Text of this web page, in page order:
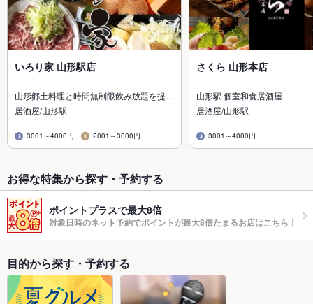
いろり家 山形駅店
山形郷土料理と時間無制限飲み放題を提…
居酒屋/山形駅
3001～4000円 2001～3000円
さくら 山形本店
山形駅 個室和食居酒屋
居酒屋/山形駅
3001～4000円
お得な特集から探す・予約する
ポイントプラスで最大8倍
対象日時のネット予約でポイントが最大8倍たまるお店はこちら！
目的から探す・予約する